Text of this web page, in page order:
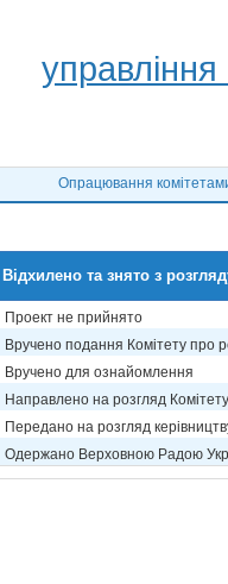
Опрацювання
Відхилено та знято з
Проект не прийнято
Вручено подання Комітету про
Вручено для ознайомлення
Направлено на розгляд Комітету
Передано на розгляд
Одержано Верховною Радою